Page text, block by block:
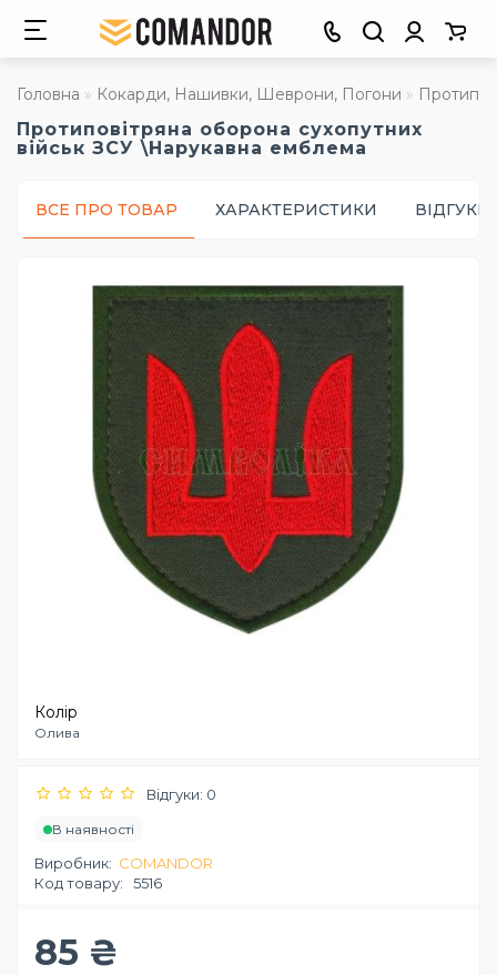
Головна Кокарди, Нашивки, Шеврони, Погони
Протиповітряна оборона сухопутних
військ ЗСУ \Нарукавна емблема
ВСЕ ПРО ТОВАР ХАРАКТЕРИСТИКИ ВІДГУКИ
Колір
Олива
Відгуки: 0
В наявності
Виробник: COMANDOR
Код товару: 5516
85 ₴